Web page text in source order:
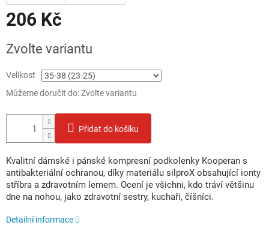
206 Kč
cena:
Zvolte variantu
Velikost
Můžeme doručit do:Zvolte variantu
Přidat do košíku
Kvalitní dámské i pánské kompresní podkolenky Kooperan s
antibakteriální ochranou, díky materiálu silproX obsahující ionty
stříbra a zdravotním lemem. Ocení je všichni, kdo tráví většinu
dne na nohou, jako zdravotní sestry, kuchaři, číšníci.
Detailní informace